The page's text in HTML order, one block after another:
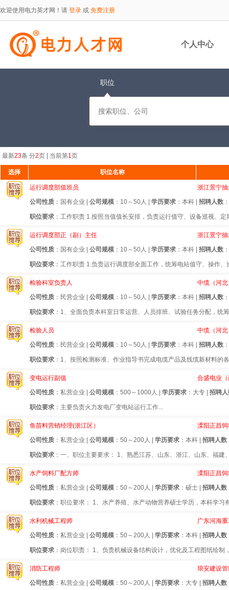
欢迎使用电力英才网！请 登录 或 免费注册
个人中心
职位
最新23条 分2页 | 当前第1页
选择 职位名称
运行调度部值班员
浙江景宁
公司性质 ：国有企业 | 公司规模 ：10～50人 | 学历要求 ：本科 | 招聘人数
职位要求 ：工作职责 1.按照当值值长安排，负责运行值守、设备巡视、
运行调度部正（副）主任
浙江景宁
公司性质 ：国有企业 | 公司规模 ：10～50人 | 学历要求 ：本科 | 招聘人数
职位要求 ：工作职责 1.负责运行调度部全面工作，统筹电站值守、操作
检验科室负责人
中缆（河
公司性质 ：民营企业 | 公司规模 ：10～50人 | 学历要求 ：本科 | 招聘人数
职位要求 ：1、全面负责本科室日常运营、人员排班、试验任务分配，统
检验人员
中缆（河
公司性质 ：民营企业 | 公司规模 ：10～50人 | 学历要求 ：本科 | 招聘人数
职位要求 ：1、按照检测标准、作业指导书完成电缆产品及线缆新材料的
变电运行副值
合盛电业
公司性质 ：私营企业 | 公司规模 ：500～1000人 | 学历要求 ：大专 | 招聘
职位要求 ：主要负责火力发电厂变电站运行工作...
鱼苗料营销经理(浙江区）
溧阳正昌
公司性质 ：私营企业 | 公司规模 ：50～200人 | 学历要求 ：本科 | 招聘人数
职位要求 ：一、职位主要要求： 1、熟悉江苏、山东、浙江、山东、福
水产饲料厂配方师
溧阳正昌
公司性质 ：私营企业 | 公司规模 ：50～200人 | 学历要求 ：硕士 | 招聘人数
职位要求 ：职位要求： 1、水产养殖、水产动物营养硕士学历，本科学
水利机械工程师
广东河海
公司性质 ：私营企业 | 公司规模 ：50～200人 | 学历要求 ：本科 | 招聘人数
职位要求 ：岗位职责： 1、负责机械设备结构设计，优化及工程图纸绘
消防工程师
琅安建设
公司性质 ：私营企业 | 公司规模 ：50～200人 | 学历要求 ：大专 | 招聘人数